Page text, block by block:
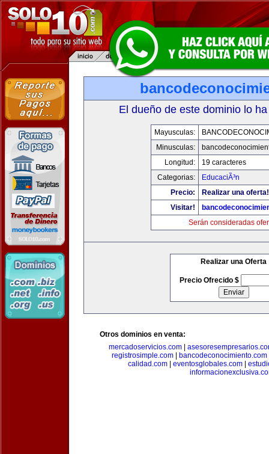
El dueño de este dominio lo
Mayusculas:
Minusculas:
Longitud:
19 caracteres
Categorias:
EducaciÃ³n
Precio:
Realizar una oferta!
Visitar!
Serán consideradas
Realizar una Oferta
Precio Ofrecido $
Otros dominios en venta:
mercadoservicios.com|
registrosimple.com
bancodeconocimiento.com
calidad.com
eventosglobales.com